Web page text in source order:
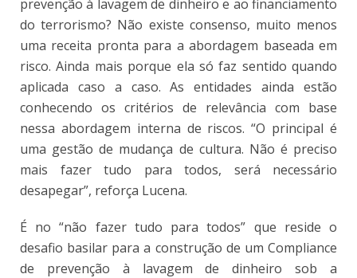
prevenção à lavagem de dinheiro e ao financiamento
do terrorismo? Não existe consenso, muito menos
uma receita pronta para a abordagem baseada em
risco. Ainda mais porque ela só faz sentido quando
aplicada caso a caso. As entidades ainda estão
conhecendo os critérios de relevância com base
nessa abordagem interna de riscos. “O principal é
uma gestão de mudança de cultura. Não é preciso
mais fazer tudo para todos, será necessário
desapegar”, reforça Lucena.
É no “não fazer tudo para todos” que reside o
desafio basilar para a construção de um Compliance
de prevenção à lavagem de dinheiro sob a